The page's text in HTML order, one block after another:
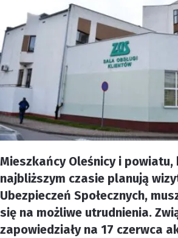
Mieszkańcy Oleśnicy i powiatu,
najbliższym czasie planują
Ubezpieczeń Społecznych,
się na możliwe utrudnienia.
zapowiedziały na 17 czerwca